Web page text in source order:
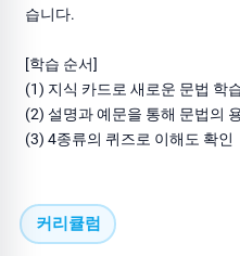
습니다.
[학습 순서]
(1) 지식 카드로 새로운 문법 학
(2) 설명과 예문을 통해 문법의
(3) 4종류의 퀴즈로 이해도 확인
커리큘럼